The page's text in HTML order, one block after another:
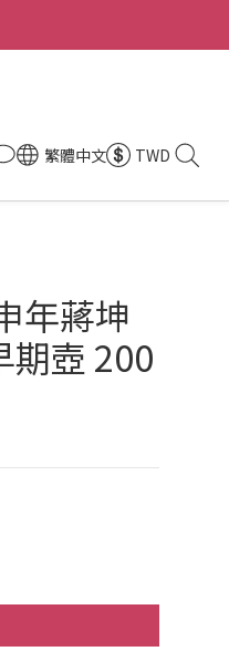
繁體中文 TWD
年蔣坤
期壺 200